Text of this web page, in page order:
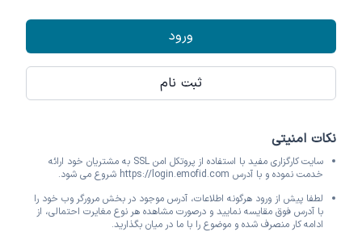
ورود
ثبت نام
نکات امنیتی
سایت کارگزاری مفید با استفاده از پروتکل امن SSL به مشتریان خود ارائه
خدمت نموده و با آدرس https://login.emofid.com شروع می شود.
لطفا پیش از ورود هرگونه اطلاعات، آدرس موجود در بخش مرورگر وب خود را
با آدرس فوق مقایسه نمایید و درصورت مشاهده هر نوع مغایرت احتمالی، از
ادامه کار منصرف شده و موضوع را با ما در میان بگذارید.